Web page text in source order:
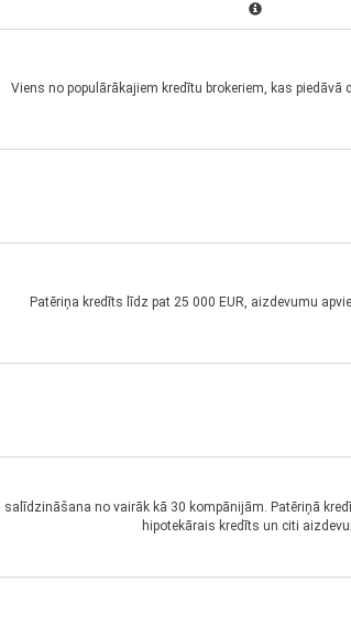
Viens no populārākajiem kredītu brokeriem, kas piedāvā
Patēriņa kredīts līdz pat 25 000 EUR, aizdevumu
salīdzināšana no vairāk kā 30 kompānijām. Patēriņā
hipotekārais kredīts un citi